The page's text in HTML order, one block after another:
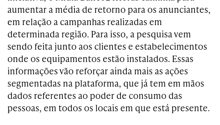
aumentar a média de retorno para os anunciantes,
em relação a campanhas realizadas em
determinada região. Para isso, a pesquisa vem
sendo feita junto aos clientes e estabelecimentos
onde os equipamentos estão instalados. Essas
informações vão reforçar ainda mais as ações
segmentadas na plataforma, que já tem em mãos
dados referentes ao poder de consumo das
pessoas, em todos os locais em que está presente.